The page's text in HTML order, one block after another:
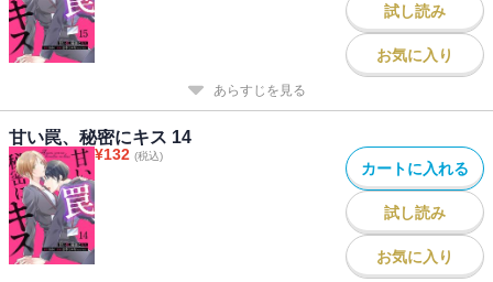
試し読み
お気に入り
あらすじを見る
甘い罠、秘密にキス 14
¥132 (税込)
カートに入れる
試し読み
お気に入り